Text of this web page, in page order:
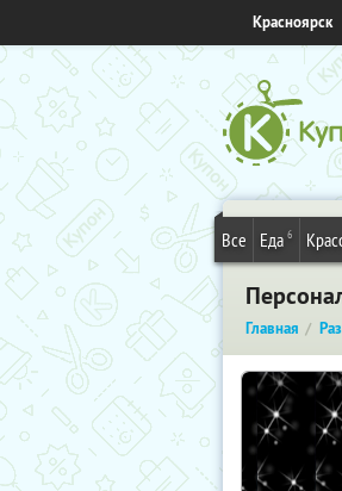
Красноярск
Все Еда 6
Главная